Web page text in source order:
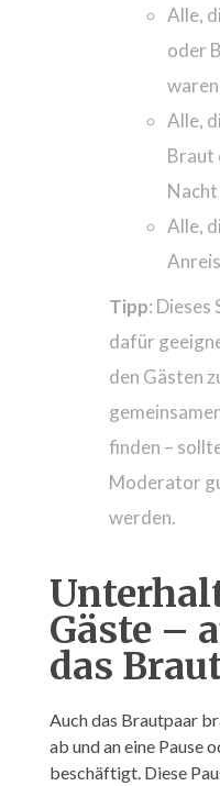
Alle,
oder
waren
Alle,
Braut
Alle,
Tipp: Dieses
dafür
den Gästen
finden –
Moderator
werden.
Gäste –
das
Auch das Brautpaar
ab und an eine Pause
beschäftigt. Diese